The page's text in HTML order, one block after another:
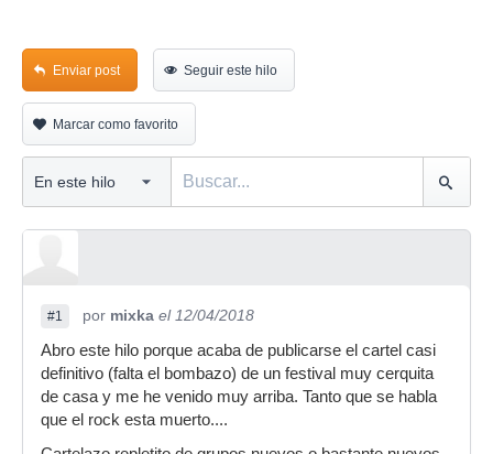
Enviar post Seguir este hilo
Marcar como favorito
#1 por mixka el 12/04/2018
Abro este hilo porque acaba de publicarse el cartel casi
definitivo (falta el bombazo) de un festival muy cerquita
de casa y me he venido muy arriba. Tanto que se habla
que el rock esta muerto....